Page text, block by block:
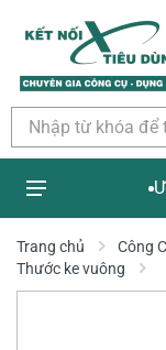
Trang chủ Công
Thước ke vuông